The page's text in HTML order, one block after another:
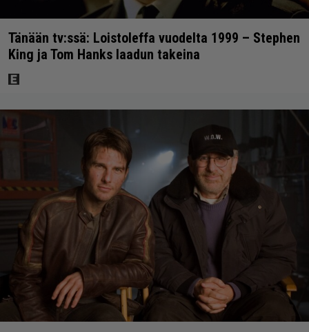
Tänään tv:ssä: Loistoleffa vuodelta 1999 – Stephen
King ja Tom Hanks laadun takeina